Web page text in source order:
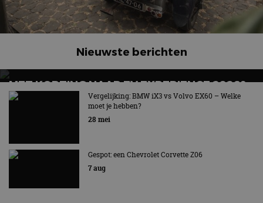
Nieuwste berichten
MET KORTING NAAR EV EXPERIENCE 2026?
AUTORAI REGELT HET!
EV Experience 2026 van 24 tot 26 september
Vergelijking: BMW iX3 vs Volvo EX60 – Welke
moet je hebben?
28 mei
Gespot: een Chevrolet Corvette Z06
7 aug